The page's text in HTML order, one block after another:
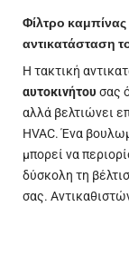
Φίλτρο
αντικατάσταση
Η τακτική
αυτοκινήτου σας
αλλά βελτιώνει
HVAC. Ένα
μπορεί να
δύσκολη τη
σας.